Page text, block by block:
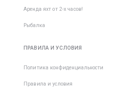
Аренда яхт от 2-х часов!
Рыбалка
ПРАВИЛА И УСЛОВИЯ
Политика конфиденциальности
Правила и условия